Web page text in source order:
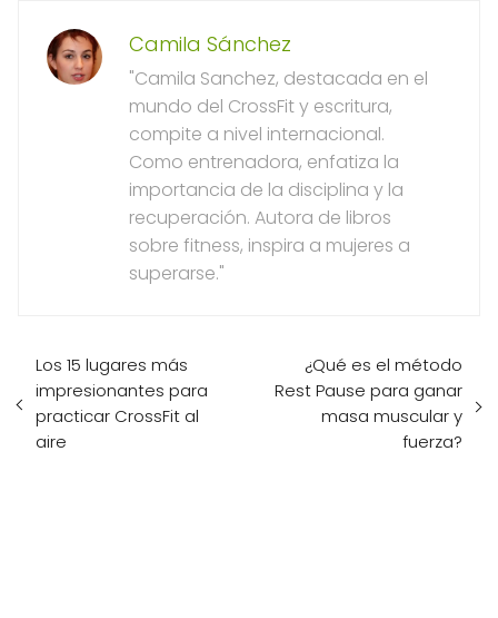
Camila Sánchez
"Camila Sanchez, destacada en el
mundo del CrossFit y escritura,
compite a nivel internacional.
Como entrenadora, enfatiza la
importancia de la disciplina y la
recuperación. Autora de libros
sobre fitness, inspira a mujeres a
superarse."
Los 15 lugares más
impresionantes para
practicar CrossFit al
aire
¿Qué es el método
Rest Pause para ganar
masa muscular y
fuerza?